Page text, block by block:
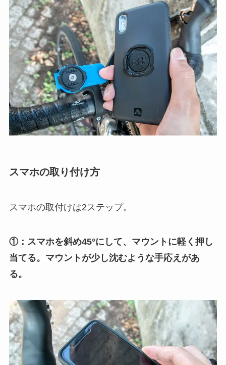
スマホの取り付け方
スマホの取付けは2ステップ。
①：スマホを斜め45°にして、マウントに軽く押し
当てる。マウントが少し沈むような手応えがあ
る。